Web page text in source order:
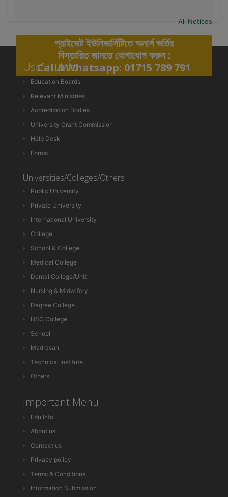
All Notices
প্রাইভেট ইউনিভার্সিটিতে অনার্স ভর্তির
বিস্তারিত জানতে যোগাযোগ করুন :
Call&Whatsapp: 01715 789 791
Useful Links
Education Boards
Relevant Ministries
Accreditation Bodies
University Grant Commission
Help Desk
Forms
Universities/Colleges/Others
Public University
Private University
International University
College
School & College
Medical College
Dental College/Unit
Nursing & Midwifery
Degree College
HSC College
School
Madrasah
Technical Institute
Others
Important Menu
Edu Info
About us
Contact us
Privacy policy
Terms & Conditions
Information Submission